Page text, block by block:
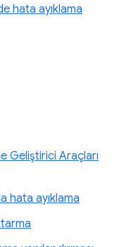
hata ayıklama
Geliştirici Araçları
hata ayıklama